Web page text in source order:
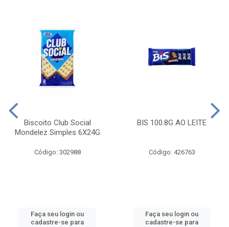
Biscoito Club Social
Mondelez Simples 6X24G
Código: 302988
Faça seu login ou
cadastre-se para
BIS 100.8G AO LEITE
Código: 426763
Faça seu login ou
cadastre-se para